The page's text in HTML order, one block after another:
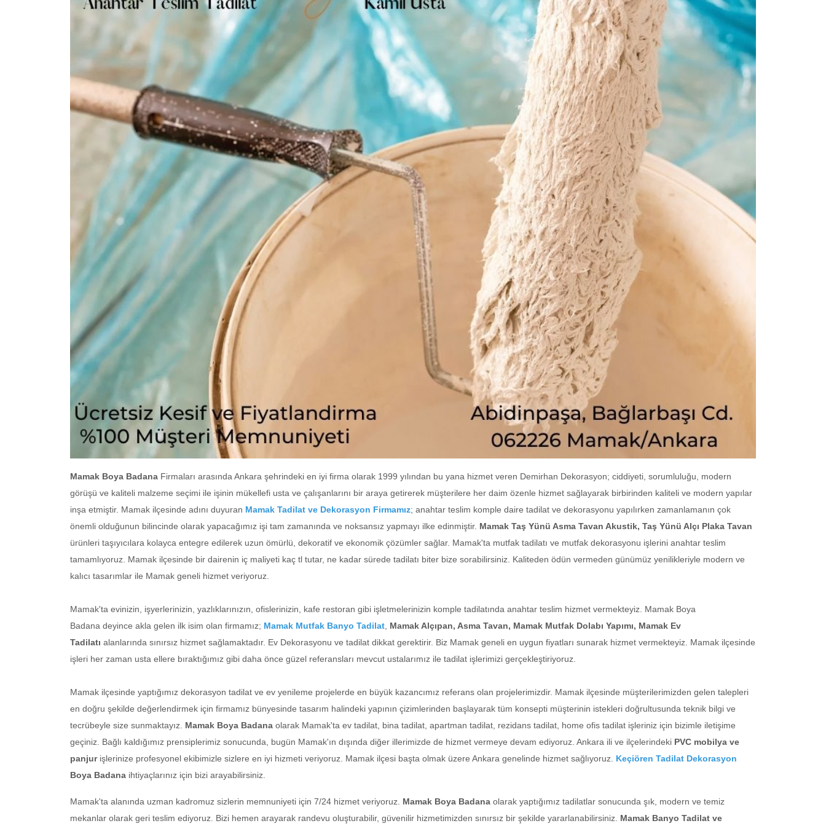
Mamak Boya Badana Firmaları arasında Ankara şehrindeki en iyi firma olarak 1999 yılından bu yana hizmet veren Demirhan Dekorasyon; ciddiyeti, sorumluluğu, modern
görüşü ve kaliteli malzeme seçimi ile işinin mükellefi usta ve çalışanlarını bir araya getirerek müşterilere her daim özenle hizmet sağlayarak birbirinden kaliteli ve modern yapılar
inşa etmiştir. Mamak ilçesinde adını duyuran Mamak Tadilat ve Dekorasyon Firmamız; anahtar teslim komple daire tadilat ve dekorasyonu yapılırken zamanlamanın çok
önemli olduğunun bilincinde olarak yapacağımız işi tam zamanında ve noksansız yapmayı ilke edinmiştir. Mamak Taş Yünü Asma Tavan Akustik, Taş Yünü Alçı Plaka Tavan
ürünleri taşıyıcılara kolayca entegre edilerek uzun ömürlü, dekoratif ve ekonomik çözümler sağlar. Mamak'ta mutfak tadilatı ve mutfak dekorasyonu işlerini anahtar teslim
tamamlıyoruz. Mamak ilçesinde bir dairenin iç maliyeti kaç tl tutar, ne kadar sürede tadilatı biter bize sorabilirsiniz. Kaliteden ödün vermeden günümüz yenilikleriyle modern ve
kalıcı tasarımlar ile Mamak geneli hizmet veriyoruz.
Mamak'ta evinizin, işyerlerinizin, yazlıklarınızın, ofislerinizin, kafe restoran gibi işletmelerinizin komple tadilatında anahtar teslim hizmet vermekteyiz. Mamak Boya
Badana deyince akla gelen ilk isim olan firmamız; Mamak Mutfak Banyo Tadilat Mamak Alçıpan, Asma Tavan, Mamak Mutfak Dolabı Yapımı, Mamak Ev
Tadilatı alanlarında sınırsız hizmet sağlamaktadır. Ev Dekorasyonu ve tadilat dikkat gerektirir. Biz Mamak geneli en uygun fiyatları sunarak hizmet vermekteyiz. Mamak ilçesinde
işleri her zaman usta ellere bıraktığımız gibi daha önce güzel referansları mevcut ustalarımız ile tadilat işlerimizi gerçekleştiriyoruz.
Mamak ilçesinde yaptığımız dekorasyon tadilat ve ev yenileme projelerde en büyük kazancımız referans olan projelerimizdir. Mamak ilçesinde müşterilerimizden gelen talepleri
en doğru şekilde değerlendirmek için firmamız bünyesinde tasarım halindeki yapının çizimlerinden başlayarak tüm konsepti müşterinin istekleri doğrultusunda teknik bilgi ve
tecrübeyle size sunmaktayız. Mamak Boya Badana olarak Mamak'ta ev tadilat, bina tadilat, apartman tadilat, rezidans tadilat, home ofis tadilat işleriniz için bizimle iletişime
geçiniz. Bağlı kaldığımız prensiplerimiz sonucunda, bugün Mamak'ın dışında diğer illerimizde de hizmet vermeye devam ediyoruz. Ankara ili ve ilçelerindeki PVC mobilya ve
panjurişlerinize profesyonel ekibimizle sizlere en iyi hizmeti veriyoruz. Mamak ilçesi başta olmak üzere Ankara genelinde hizmet sağlıyoruz. Keçiören Tadilat Dekorasyon
Boya Badana ihtiyaçlarınız için bizi arayabilirsiniz.
Mamak'ta alanında uzman kadromuz sizlerin memnuniyeti için 7/24 hizmet veriyoruz. Mamak Boya Badana olarak yaptığımız tadilatlar sonucunda şık, modern ve temiz
mekanlar olarak geri teslim ediyoruz. Bizi hemen arayarak randevu oluşturabilir, güvenilir hizmetimizden sınırsız bir şekilde yararlanabilirsiniz. Mamak Banyo Tadilat ve